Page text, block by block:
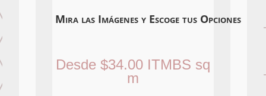
Mira las Imágenes y Escoge tus Opciones
Desde $34.00 ITMBS sq
m